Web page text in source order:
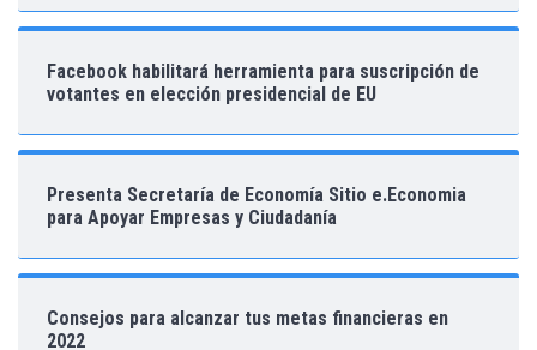
Facebook habilitará herramienta para suscripción de
votantes en elección presidencial de EU
Presenta Secretaría de Economía Sitio e.Economia
para Apoyar Empresas y Ciudadanía
Consejos para alcanzar tus metas financieras en
2022